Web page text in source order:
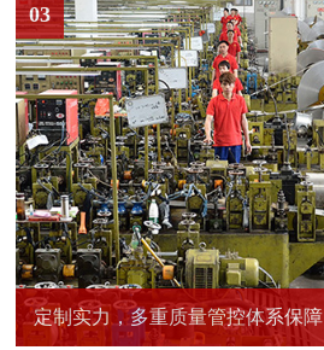
定制实力，多重质量管控体系保障
03